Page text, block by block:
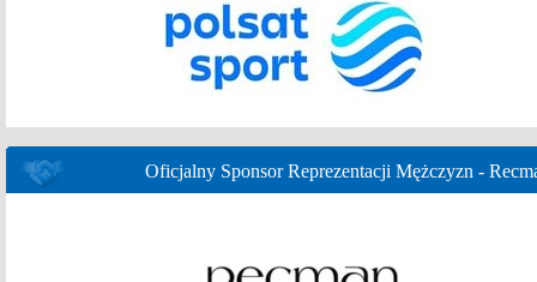
Oficjalny Sponsor Reprezentacji Mężczyzn -